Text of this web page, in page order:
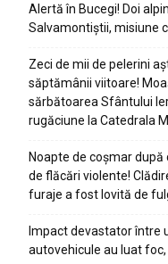
Alertă în Bucegi! Doi
Salvamontiștii, misiune
Zeci de mii de pelerini
săptămânii viitoare!
sărbătoarea Sfântului
rugăciune la Catedrala
Noapte de coșmar
de flăcări violente!
furaje a fost lovită de
Impact devastator între
autovehicule au luat